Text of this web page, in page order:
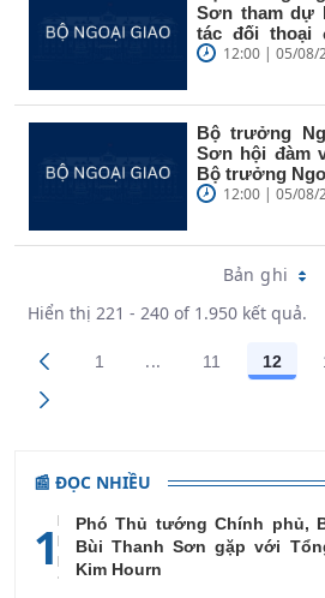
Sơn tham dự
tác đối thoại
cho...12:00 | 05/08/
Bộ trưởng
Sơn hội đàm
Bộ trưởng
12:00 | 05/08/
Bản ghi
Hiển thị 221 - 240 of 1.950 kết quả.
Các trang trên cổng
1 ...Trang trung gian
Các trang
11 Các
12
📰 ĐỌC NHIỀU
1
Phó Thủ tướng Chính phủ,
Bùi Thanh Sơn gặp với
Kim Hourn